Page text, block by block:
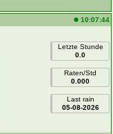
10:07:44
Letzte Stunde
0.0
Raten/Std
0.000
Last rain
05-08-2026